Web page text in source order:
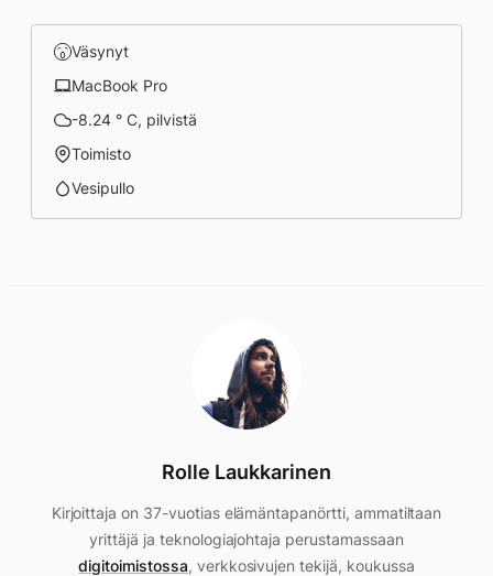
Väsynyt
MacBook Pro
-8.24 ° C, pilvistä
Toimisto
Vesipullo
Rolle Laukkarinen
Kirjoittaja on 37-vuotias elämäntapanörtti, ammatiltaan
yrittäjä ja teknologiajohtaja perustamassaan
digitoimistossa, verkkosivujen tekijä, koukussa